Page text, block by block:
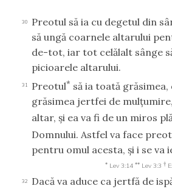
30
Preotul să ia cu degetul din
să ungă coarnele altarului
de-tot, iar tot celălalt sânge
picioarele altarului.
31 Preotul* să ia toată grăsimea,
grăsimea jertfei de
altar, şi ea va fi de un miros
Domnului. Astfel va face
pentru omul acesta, şi i se va
* Lev 3:14 ** Lev 3:3 †
32
Dacă va aduce ca jertfă de